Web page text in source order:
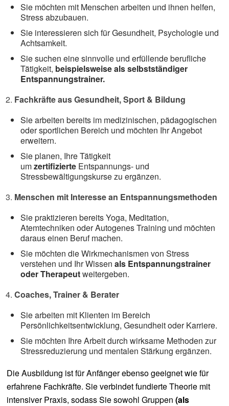
Sie möchten mit Menschen arbeiten und ihnen helfen,
Stress abzubauen.
Sie interessieren sich für Gesundheit, Psychologie und
Achtsamkeit.
Sie suchen eine sinnvolle und erfüllende berufliche
Tätigkeit, beispielsweise als selbstständiger
Entspannungstrainer.
Fachkräfte aus Gesundheit, Sport & Bildung
Sie arbeiten bereits im medizinischen, pädagogischen
oder sportlichen Bereich und möchten Ihr Angebot
erweitern.
Sie planen, Ihre Tätigkeit
umzertifizierte Entspannungs- und
Stressbewältigungskurse zu ergänzen.
Menschen mit Interesse an Entspannungsmethoden
Sie praktizieren bereits Yoga, Meditation,
Atemtechniken oder Autogenes Training und möchten
daraus einen Beruf machen.
Sie möchten die Wirkmechanismen von Stress
verstehen und Ihr Wissenals Entspannungstrainer
oder Therapeutweitergeben.
Coaches, Trainer & Berater
Sie arbeiten mit Klienten im Bereich
Persönlichkeitsentwicklung, Gesundheit oder Karriere.
Sie möchten Ihre Arbeit durch wirksame Methoden zur
Stressreduzierung und mentalen Stärkung ergänzen.
Die Ausbildung ist für Anfänger ebenso geeignet wie für
erfahrene Fachkräfte. Sie verbindet fundierte Theorie mit
intensiver Praxis, sodass Sie sowohl Gruppen(als